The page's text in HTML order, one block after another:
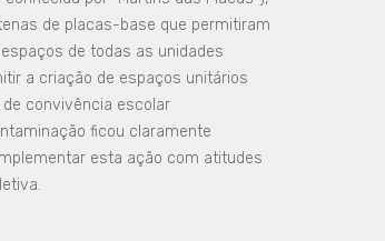
de placas-base que permitiram
de todas as unidades
a criação de espaços unitários
convivência escolar
ficou claramente
esta ação com atitudes